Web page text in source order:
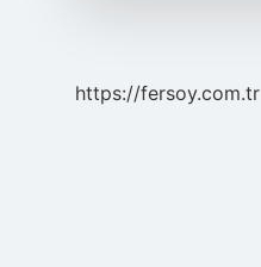
https://fersoy.com.tr